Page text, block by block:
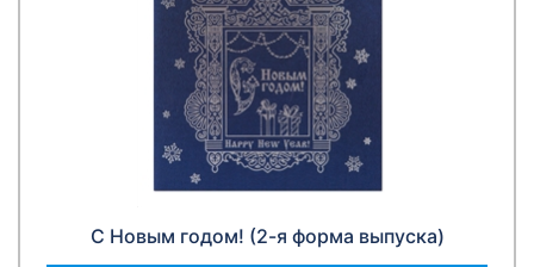
С Новым годом! (2-я форма выпуска)